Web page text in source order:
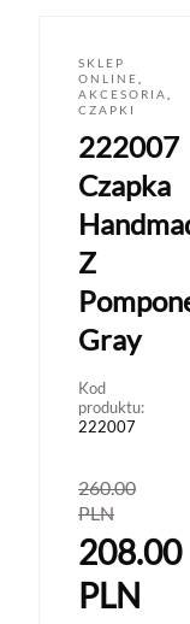
SKLEP
ONLINE
AKCESORIA
CZAPKI
222007
Czapka
Z
Gray
Kod
produktu:
222007
260.00
PLN
208.00
PLN